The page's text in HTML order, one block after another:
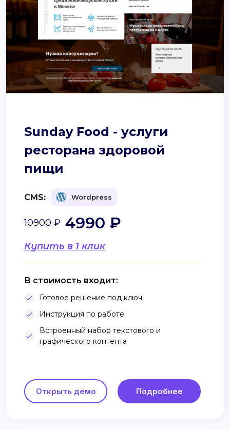
Sunday Food - услуги
ресторана здоровой
пищи
CMS: Wordpress
Купить в 1 клик
10900 ₽ 4990 ₽
В стоимость входит:
Готовое решение под ключ
Инструкция по работе
Встроенный набор текстового и
графического контента
Открыть демо Подробнее